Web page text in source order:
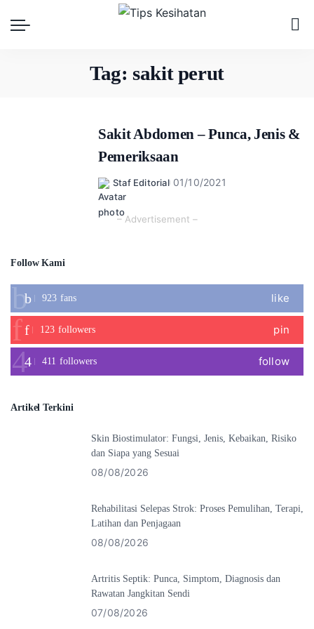
Tag: sakit perut
Sakit Abdomen – Punca, Jenis &
Pemeriksaan
Posted
Staf Editorial 01/10/2021
– Advertisement –
Follow Kami
923 fans like
123 followers pin
411 followers follow
Artikel Terkini
Skin Biostimulator: Fungsi, Jenis, Kebaikan, Risiko
dan Siapa yang Sesuai
08/08/2026
Rehabilitasi Selepas Strok: Proses Pemulihan, Terapi,
Latihan dan Penjagaan
08/08/2026
Artritis Septik: Punca, Simptom, Diagnosis dan
Rawatan Jangkitan Sendi
07/08/2026